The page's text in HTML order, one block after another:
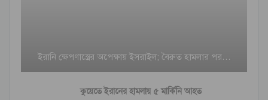
ইরানি ক্ষেপণাস্ত্রের অপেক্ষায় ইসরাইল; বৈরুত হামলার পর…
কুয়েতে ইরানের হামলায় ৫ মার্কিনি আহত